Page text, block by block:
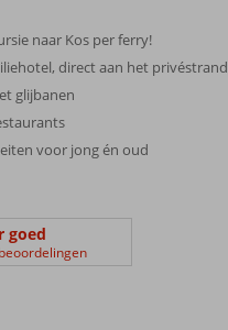
naar Kos per ferry!
direct aan het privéstrand
glijbanen
voor jong én oud
goed